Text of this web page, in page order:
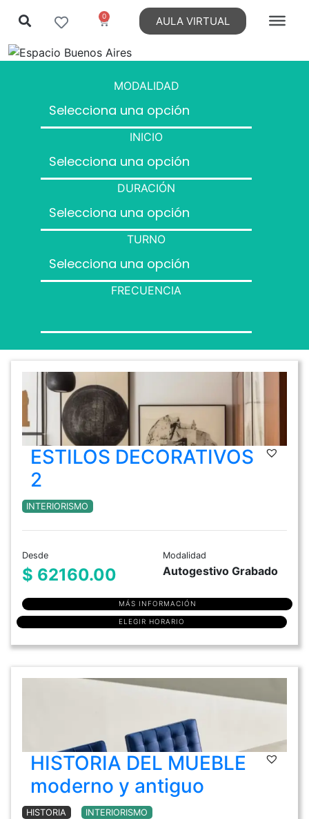
0 AULA VIRTUAL
MODALIDAD
INICIO
DURACIÓN
TURNO
FRECUENCIA
ESTILOS DECORATIVOS
2
INTERIORISMO
Desde
$ 62160.00
Modalidad
Autogestivo Grabado
MÁS INFORMACIÓN
ELEGIR HORARIO
HISTORIA DEL MUEBLE
moderno y antiguo
HISTORIA INTERIORISMO